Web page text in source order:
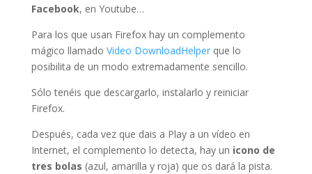
Facebook, en Youtube…
Para los que usan Firefox hay un complemento
mágico llamado Video DownloadHelperque lo
posibilita de un modo extremadamente sencillo.
Sólo tenéis que descargarlo, instalarlo y reiniciar
Firefox.
Después, cada vez que dais a Play a un vídeo en
Internet, el complemento lo detecta, hay un icono de
tres bolas (azul, amarilla y roja) que os dará la pista.